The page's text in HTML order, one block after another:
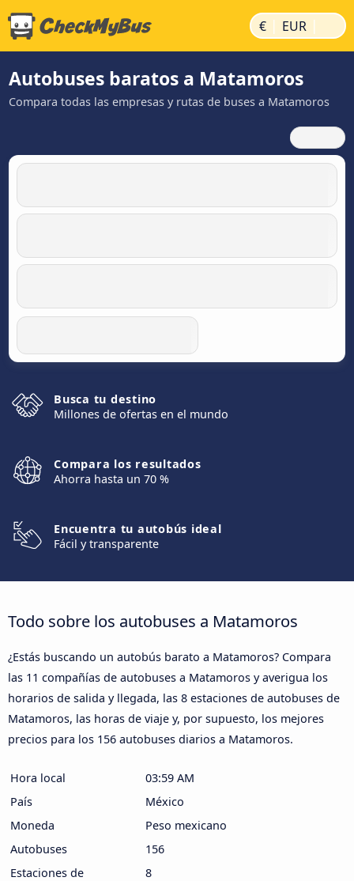
€ | EUR |
Autobuses baratos a Matamoros
Compara todas las empresas y rutas de buses a Matamoros
Busca tu destino
Millones de ofertas en el mundo
Compara los resultados
Ahorra hasta un 70 %
Encuentra tu autobús ideal
Fácil y transparente
Todo sobre los autobuses a Matamoros
¿Estás buscando un autobús barato a Matamoros? Compara
las 11 compañías de autobuses a Matamoros y averigua los
horarios de salida y llegada, las 8 estaciones de autobuses de
Matamoros, las horas de viaje y, por supuesto, los mejores
precios para los 156 autobuses diarios a Matamoros.
Hora local
03:59 AM
País
México
Moneda
Peso mexicano
Autobuses
156
Estaciones de
8